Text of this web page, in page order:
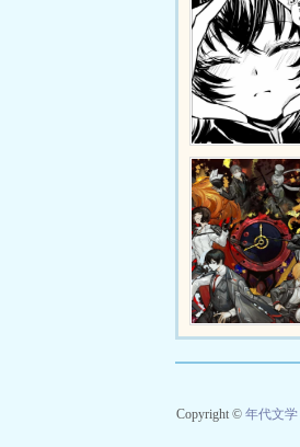
Copyright © 年代文学